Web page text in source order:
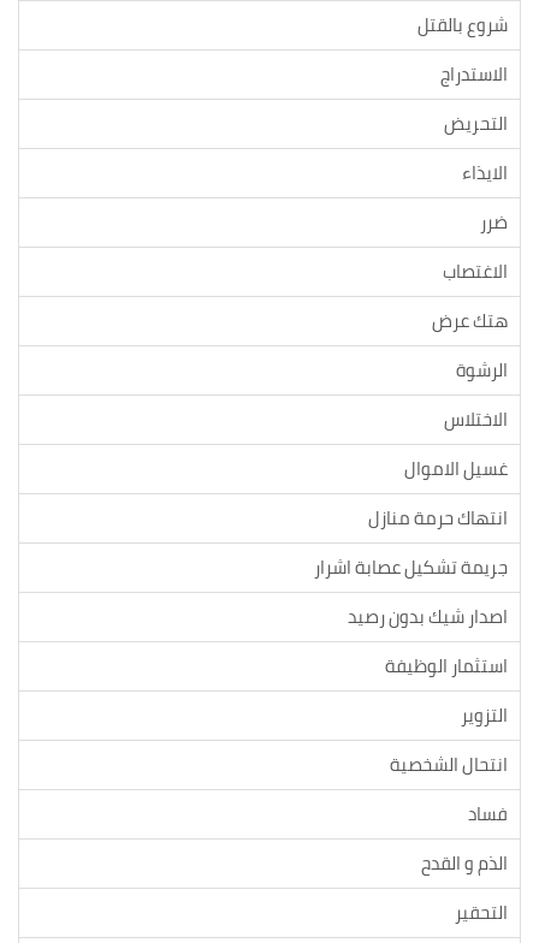
شروع بالقتل
الاستدراج
التحريض
الايذاء
ضرر
الاغتصاب
هتك عرض
الرشوة
الاختلاس
غسيل الاموال
انتهاك حرمة منازل
جريمة تشكيل عصابة اشرار
اصدار شيك بدون رصيد
استثمار الوظيفة
التزوير
انتحال الشخصية
فساد
الذم و القدح
التحقير